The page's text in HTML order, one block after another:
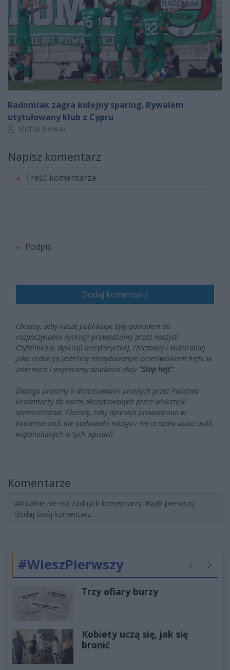
Radomiak zagra kolejny sparing. Rywalem
utytułowany klub z Cypru
Autor artykułu:
Michał Nowak
Napisz komentarz
Treść komentarza
Podpis
Dodaj komentarz
Chcemy, żeby nasze publikacje były powodem do
rozpoczynania dyskusji prowadzonej przez naszych
Czytelników; dyskusji merytorycznej, rzeczowej i kulturalnej.
Jako redakcja jesteśmy zdecydowanym przeciwnikiem hejtu w
Internecie i wspieramy działania akcji "Stop hejt".
Dlatego prosimy o dostosowanie pisanych przez Państwa
komentarzy do norm akceptowanych przez większość
społeczeństwa. Chcemy, żeby dyskusja prowadzona w
komentarzach nie atakowała nikogo i nie urażała uczuć osób
wspominanych w tych wpisach.
Komentarze
Aktualnie nie ma żadnych komentarzy. Bądź pierwszy,
dodaj swój komentarz.
#WieszPierwszy Poprzednie
Trzy ofiary burzy
Kobiety uczą się, jak się
bronić